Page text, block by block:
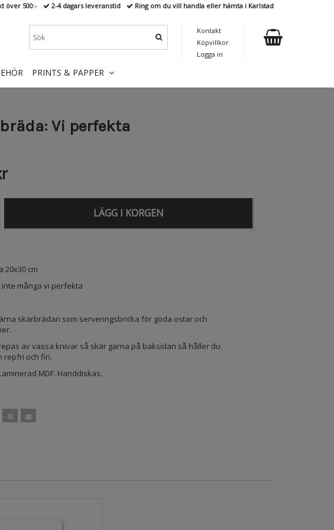
Vi perfekta
LÄGG I KORGEN
20x30 cm
inte många vi perfekta
skärbrädan som serveringsbricka för goda ostar och
av vassa knivar så skär gärna på baksidan så håller du
repfri och fin.
MDF. Handdiskas.
över 500:- 2-4 dagars leveranstid Ring om du vill handla eller hämta i Karlstad
Kontakt
Köpvillkor
Logga in
PRINTS & PAPPER